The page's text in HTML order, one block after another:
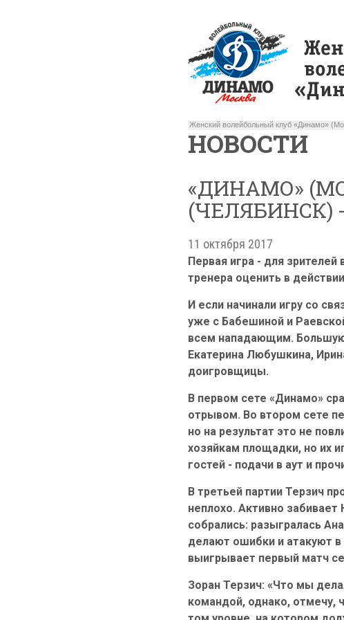
Женский волейбольный клуб «Динамо»
НОВОСТИ
«ДИНАМО»
(ЧЕЛЯБИНСК) -
11 октября 2017
Первая игра - для
тренера оценить в
И если начинали игру со
уже с Бабешиной и
всем нападающим. Большую
Екатерина Любушкина,
доигровщицы.
В первом сете «Динамо»
отрывом. Во втором сете
но на результат это не
хозяйкам площадки, но их
гостей - подачи в аут и
В третьей партии Терзич
неплохо. Активно забивает
собрались: разыгралась
делают ошибки и атакуют в
выигрывает первый матч
Зоран Терзич: «Что мы
командой, однако, отмечу,